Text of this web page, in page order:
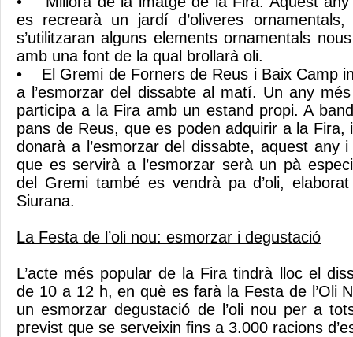
es recrearà un jardí d’oliveres
s’utilitzaran alguns elements ornamentals
amb una font de la qual brollarà oli.
• El Gremi de Forners de Reus i Baix Camp
a l’esmorzar del dissabte al matí. Un any
participa a la Fira amb un estand propi. A
pans de Reus, que es poden adquirir a la Fira,
donarà a l’esmorzar del dissabte, aquest any
que es servirà a l’esmorzar serà un pà
del Gremi també es vendrà pa d’oli,
Siurana.
La Festa de l’oli nou: esmorzar i degustació
L’acte més popular de la Fira tindrà lloc el
de 10 a 12 h, en què es farà la Festa de l’Oli
un esmorzar degustació de l’oli nou per a
previst que se serveixin fins a 3.000 racions